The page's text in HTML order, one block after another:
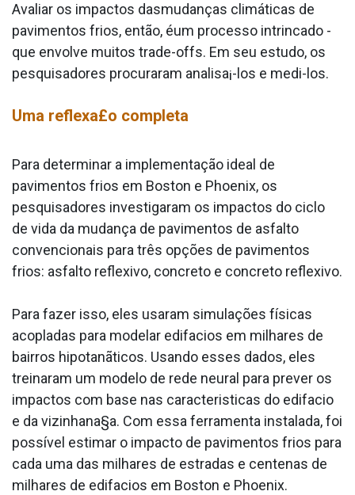
Avaliar os impactos dasmudanças climáticas de
pavimentos frios, então, éum processo intrincado -
que envolve muitos trade-offs. Em seu estudo, os
pesquisadores procuraram analisa¡-los e medi-los.
Uma reflexa£o completa
Para determinar a implementação ideal de
pavimentos frios em Boston e Phoenix, os
pesquisadores investigaram os impactos do ciclo
de vida da mudança de pavimentos de asfalto
convencionais para três opções de pavimentos
frios: asfalto reflexivo, concreto e concreto reflexivo.
Para fazer isso, eles usaram simulações físicas
acopladas para modelar edifa­cios em milhares de
bairros hipotanãticos. Usando esses dados, eles
treinaram um modelo de rede neural para prever os
impactos com base nas caracteri­sticas do edifa­cio
e da vizinhana§a. Com essa ferramenta instalada, foi
possí­vel estimar o impacto de pavimentos frios para
cada uma das milhares de estradas e centenas de
milhares de edifa­cios em Boston e Phoenix.